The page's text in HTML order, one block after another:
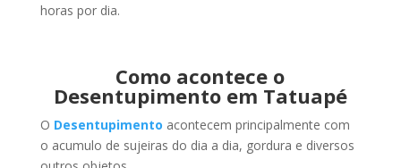
horas por dia.
Como acontece o
Desentupimento em Tatuapé
O Desentupimento acontecem principalmente com
o acumulo de sujeiras do dia a dia, gordura e diversos